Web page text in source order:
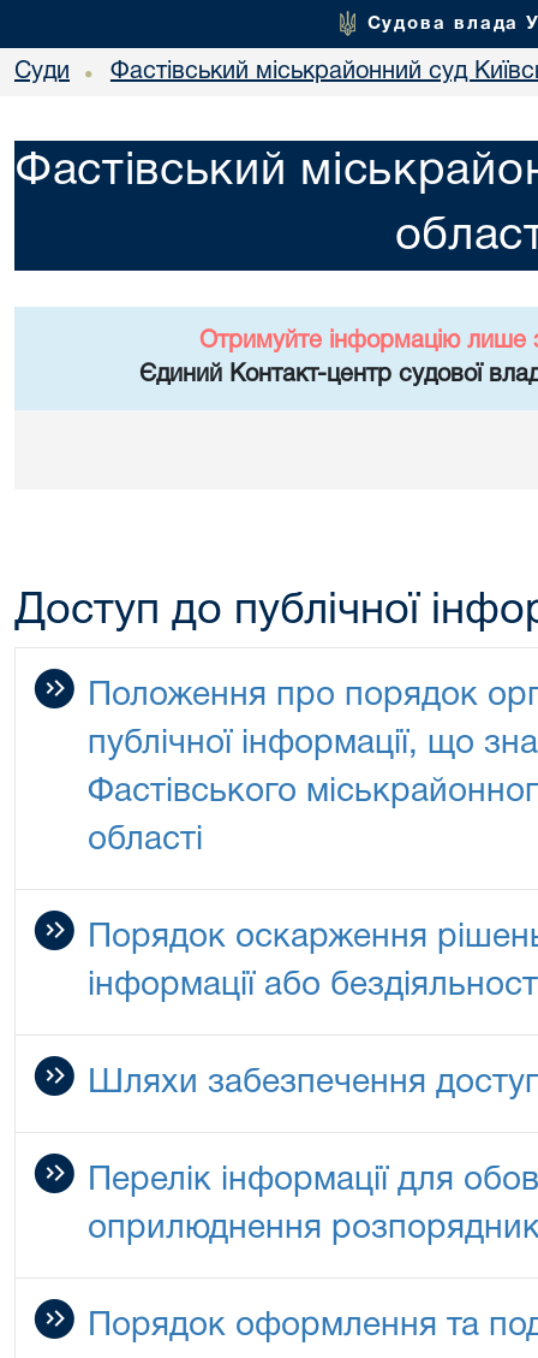
Судова влада
Суди • Фастівський міськрайонний суд
Фастівський
Отримуйте інформацію лише
Єдиний Контакт-центр судової
Доступ до публічної
Положення про порядок
публічної інформації, що
Фастівського
області
Порядок оскарження
інформації або
Шляхи забезпечення
Перелік інформації для
оприлюднення
Порядок оформлення та